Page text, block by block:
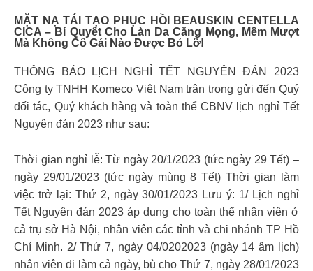
MẶT NẠ TÁI TẠO PHỤC HỒI BEAUSKIN CENTELLA
CICA – Bí Quyết Cho Làn Da Căng Mọng, Mềm Mượt
Mà Không Cô Gái Nào Được Bỏ Lỡ!
THÔNG BÁO LỊCH NGHỈ TẾT NGUYÊN ĐÁN 2023
Công ty TNHH Komeco Việt Nam trân trọng gửi đến Quý
đối tác, Quý khách hàng và toàn thể CBNV lịch nghỉ Tết
Nguyên đán 2023 như sau:
Thời gian nghỉ lễ: Từ ngày 20/1/2023 (tức ngày 29 Tết) –
ngày 29/01/2023 (tức ngày mùng 8 Tết) Thời gian làm
việc trở lại: Thứ 2, ngày 30/01/2023 Lưu ý: 1/ Lịch nghỉ
Tết Nguyên đán 2023 áp dụng cho toàn thể nhân viên ở
cả trụ sở Hà Nội, nhân viên các tỉnh và chi nhánh TP Hồ
Chí Minh. 2/ Thứ 7, ngày 04/0202023 (ngày 14 âm lịch)
nhân viên đi làm cả ngày, bù cho Thứ 7, ngày 28/01/2023